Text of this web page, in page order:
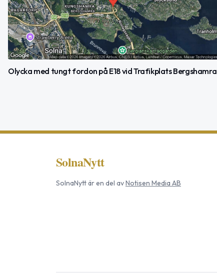
Olycka med tungt fordon på E18 vid Trafikplats Bergshamra
SolnaNytt
SolnaNyttär en del avNotisen Media AB